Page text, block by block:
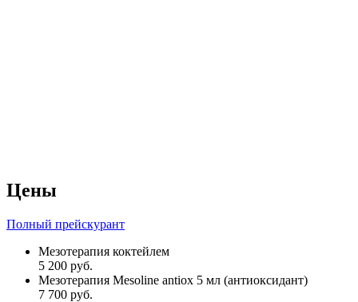
Цены
Полный прейскурант
Мезотерапия коктейлем
5 200 руб.
Мезотерапия Mesoline antiox 5 мл (антиоксидант)
7 700 руб.